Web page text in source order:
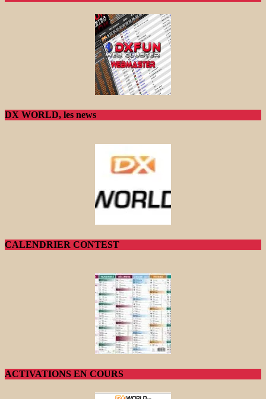
DX WORLD, les news
CALENDRIER CONTEST
ACTIVATIONS EN COURS